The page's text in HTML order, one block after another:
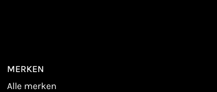
MERKEN
alle merken